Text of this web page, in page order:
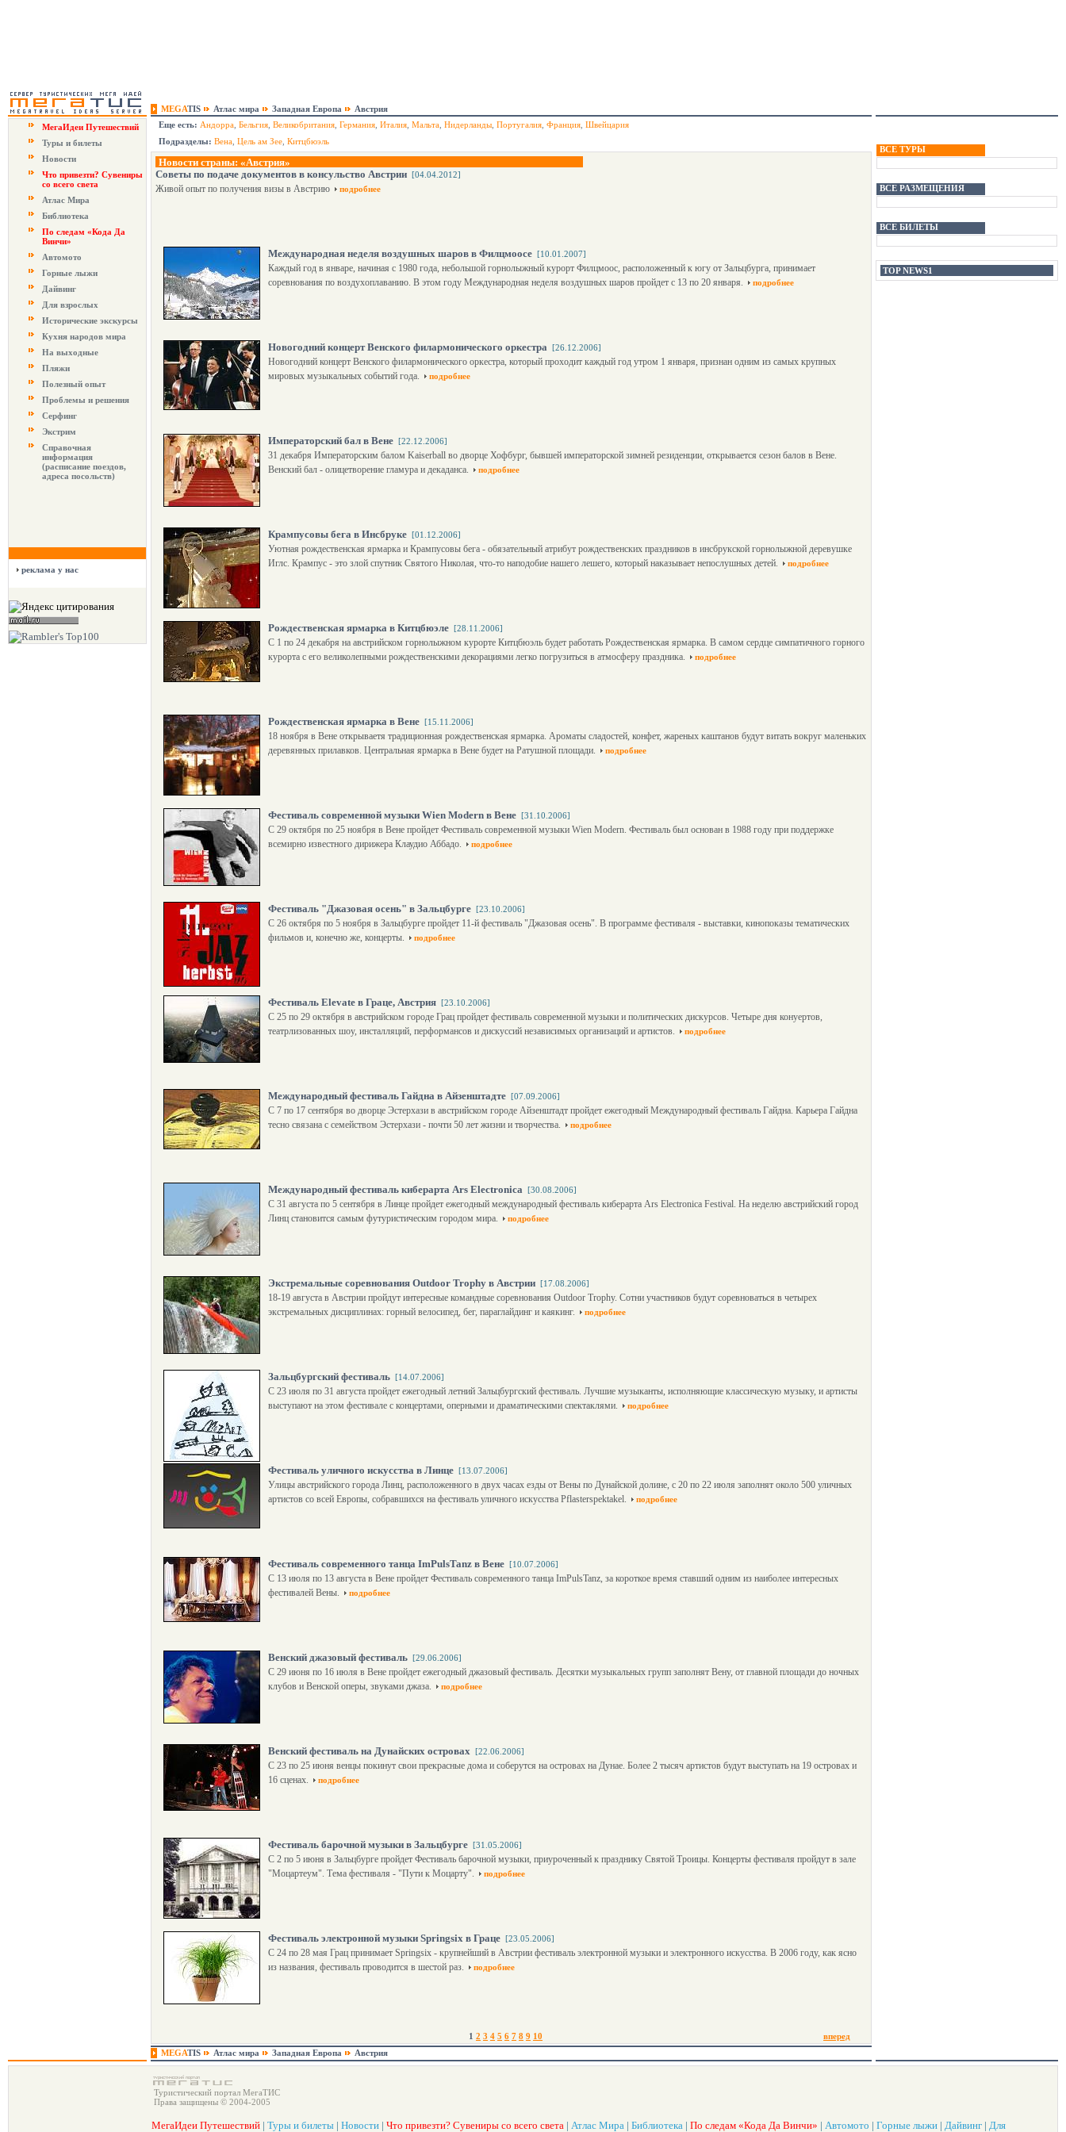
MEGATIS Атлас мира Западная Европа
Австрия
МегаИдеи Путешествий
Туры и билеты
Новости
Что привезти? Сувениры
со всего света
Атлас Мира
Библиотека
По следам «Кода Да
Винчи»
Автомото
Горные лыжи
Дайвинг
Для взрослых
Исторические экскурсы
Кухня народов мира
На выходные
Пляжи
Полезный опыт
Проблемы и решения
Серфинг
Экстрим
Справочная
информация
(расписание поездов,
адреса посольств)
реклама у нас
Еще есть: Андорра Бельгия Великобритания Германия Италия Мальта Нидерланды Португалия Франция Швейцария
Подразделы: Вена Цель ам Зее Китцбюэль
Новости страны: «Австрия»
Советы по подаче документов в консульство Австрии [04.04.2012]
Живой опыт по получения визы в Австрию подробнее
Международная неделя воздушных шаров в Филцмоосе [10.01.2007]
Каждый год в январе, начиная с 1980 года, небольшой горнолыжный курорт Филцмоос, расположенный к югу от Зальцбурга, принимает
соревнования по воздухоплаванию. В этом году Международная неделя воздушных шаров пройдет с 13 по 20 января.
подробнее
Новогодний концерт Венского филармонического оркестра [26.12.2006]
Новогодний концерт Венского филармонического оркестра, который проходит каждый год утром 1 января, признан одним из самых крупных
мировых музыкальных событий года.
подробнее
Императорский бал в Вене [22.12.2006]
31 декабря Императорским балом Kaiserball во дворце Хофбург, бывшей императорской зимней резиденции, открывается сезон балов в Вене.
Венский бал - олицетворение гламура и декаданса.
подробнее
Крампусовы бега в Инсбруке [01.12.2006]
Уютная рождественская ярмарка и Крампусовы бега - обязательный атрибут рождественских праздников в инсбрукской горнолыжной деревушке
Иглс. Крампус - это злой спутник Святого Николая, что-то наподобие нашего лешего, который наказывает непослушных детей.
подробнее
Рождественская ярмарка в Китцбюэле [28.11.2006]
С 1 по 24 декабря на австрийском горнолыжном курорте Китцбюэль будет работать Рождественская ярмарка. В самом сердце симпатичного горного
курорта с его великолепными рождественскими декорациями легко погрузиться в атмосферу праздника.
подробнее
Рождественская ярмарка в Вене [15.11.2006]
18 ноября в Вене открываетя традиционная рождественская ярмарка. Ароматы сладостей, конфет, жареных каштанов будут витать вокруг маленьких
деревянных прилавков. Центральная ярмарка в Вене будет на Ратушной площади.
подробнее
Фестиваль современной музыки Wien Modern в Вене [31.10.2006]
С 29 октября по 25 ноября в Вене пройдет Фестиваль современной музыки Wien Modern. Фестиваль был основан в 1988 году при поддержке
всемирно известного дирижера Клаудио Аббадо.
подробнее
Фестиваль "Джазовая осень" в Зальцбурге [23.10.2006]
С 26 октября по 5 ноября в Зальцбурге пройдет 11-й фестиваль "Джазовая осень". В программе фестиваля - выставки, кинопоказы тематических
фильмов и, конечно же, концерты.
подробнее
Фестиваль Еlevate в Граце, Австрия [23.10.2006]
С 25 по 29 октября в австрийском городе Грац пройдет фестиваль современной музыки и политических дискурсов. Четыре дня конуертов,
театрлизованных шоу, инсталляций, перформансов и дискуссий независимых организаций и артистов.
подробнее
Международный фестиваль Гайдна в Айзенштадте [07.09.2006]
С 7 по 17 сентября во дворце Эстерхази в австрийском городе Айзенштадт пройдет ежегодный Международный фестиваль Гайдна. Карьера Гайдна
тесно связана с семейством Эстерхази - почти 50 лет жизни и творчества.
подробнее
Международный фестиваль киберарта Ars Electronica [30.08.2006]
С 31 августа по 5 сентября в Линце пройдет ежегодный международный фестиваль киберарта Ars Electronica Festival. На неделю австрийский город
Линц становится самым футуристическим городом мира.
подробнее
Экстремальные соревнования Outdoor Trophy в Австрии [17.08.2006]
18-19 августа в Австрии пройдут интересные командные соревнования Outdoor Trophy. Сотни участников будут соревноваться в четырех
экстремальных дисциплинах: горный велосипед, бег, параглайдинг и каякинг.
подробнее
Зальцбургский фестиваль [14.07.2006]
С 23 июля по 31 августа пройдет ежегодный летний Зальцбургский фестиваль. Лучшие музыканты, исполняющие классическую музыку, и артисты
выступают на этом фестивале с концертами, оперными и драматическими спектаклями.
подробнее
Фестиваль уличного искусства в Линце [13.07.2006]
Улицы австрийского города Линц, расположенного в двух часах езды от Вены по Дунайской долине, с 20 по 22 июля заполнят около 500 уличных
артистов со всей Европы, собравшихся на фестиваль уличного искусства Pflasterspektakel.
подробнее
Фестиваль современного танца ImPulsTanz в Вене [10.07.2006]
С 13 июля по 13 августа в Вене пройдет Фестиваль современного танца ImPulsTanz, за короткое время ставший одним из наиболее интересных
фестивалей Вены.
подробнее
Венский джазовый фестиваль [29.06.2006]
С 29 июня по 16 июля в Вене пройдет ежегодный джазовый фестиваль. Десятки музыкальных групп заполнят Вену, от главной площади до ночных
клубов и Венской оперы, звуками джаза.
подробнее
Венский фестиваль на Дунайских островах [22.06.2006]
С 23 по 25 июня венцы покинут свои прекрасные дома и соберутся на островах на Дунае. Более 2 тысяч артистов будут выступать на 19 островах и
16 сценах.
подробнее
Фестиваль барочной музыки в Зальцбурге [31.05.2006]
С 2 по 5 июня в Зальцбурге пройдет Фестиваль барочной музыки, приуроченный к празднику Святой Троицы. Концерты фестиваля пройдут в зале
"Моцартеум". Тема фестиваля - "Пути к Моцарту".
подробнее
Фестиваль электронной музыки Springsix в Граце [23.05.2006]
С 24 по 28 мая Грац принимает Springsix - крупнейший в Австрии фестиваль электронной музыки и электронного искусства. В 2006 году, как ясно
из названия, фестиваль проводится в шестой раз.
подробнее
1 2 3 4 5 6 7 8 9 10 вперед
ВСЕ ТУРЫ
ВСЕ РАЗМЕЩЕНИЯ
ВСЕ БИЛЕТЫ
TOP NEWS1
MEGATIS Атлас мира Западная Европа Австрия
Туристический портал МегаТИС
Права защищены © 2004-2005
МегаИдеи Путешествий | Туры и билеты | Новости | Что привезти? Сувениры со всего света | Атлас Мира | Библиотека | По следам «Кода Да Винчи» | Автомото | Горные лыжи | Дайвинг | Для